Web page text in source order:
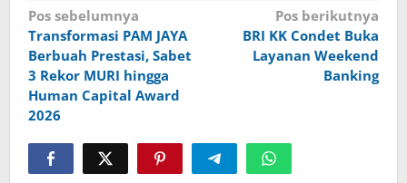
Navigasi
pos
Pos sebelumnya
Transformasi PAM JAYA
Berbuah Prestasi, Sabet
3 Rekor MURI hingga
Human Capital Award
2026
Pos berikutnya
BRI KK Condet Buka
Layanan Weekend
Banking